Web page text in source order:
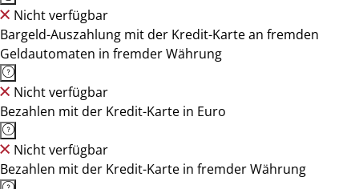
Nicht verfügbar
Bargeld-Auszahlung mit der Kredit-Karte an fremden
Geldautomaten in fremder Währung
Nicht verfügbar
Bezahlen mit der Kredit-Karte in Euro
Nicht verfügbar
Bezahlen mit der Kredit-Karte in fremder Währung